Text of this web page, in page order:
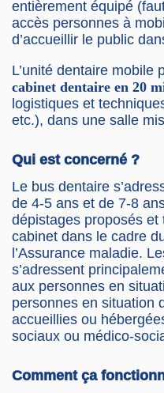
entièrement équipé
accès personnes à
d’accueillir le public
L’unité dentaire mobile
cabinet dentaire en 20
logistiques et
etc.), dans une salle
Qui est concerné ?
Le bus dentaire
de 4-5 ans et de 7-8
dépistages proposés
cabinet dans le cadre
l’Assurance maladie.
s’adressent
aux personnes en
personnes en situation
accueillies ou
sociaux ou médico-
Comment ça